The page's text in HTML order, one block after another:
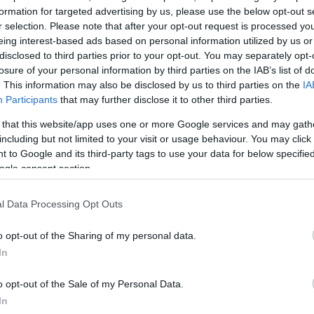
for targeted advertising by us, please use the below opt-out
selection. Please note that after your opt-out request is processed
interest-based ads based on personal information utilized by us
to third parties prior to your opt-out. You may separately
of your personal information by third parties on the IAB’s list of
This information may also be disclosed by us to third parties on the
Participants that may further disclose it to other third parties.
that this website/app uses one or more Google services and may
but not limited to your visit or usage behaviour. You may
to Google and its third-party tags to use your data for below
consent section.
Data Processing Opt Outs
opt-out of the Sharing of my personal data.
opt-out of the Sale of my Personal Data.
ζωντανοί στη σειρά και μείωσαν σε 3-1
κορυφαίους τους Τόμσον με 23 πόντους και Ίσον με
19 πόντους, ενώ ο Ντουράντ απουσίασε. Για
ήταν ο Έιτον με 19 πόντους και 10 ριμπάουντ.
με 10 πόντους και 9 ασίστ.